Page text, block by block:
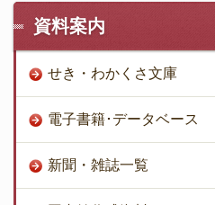
資料案内
せき・わかくさ文庫
電子書籍･データベース
新聞・雑誌一覧